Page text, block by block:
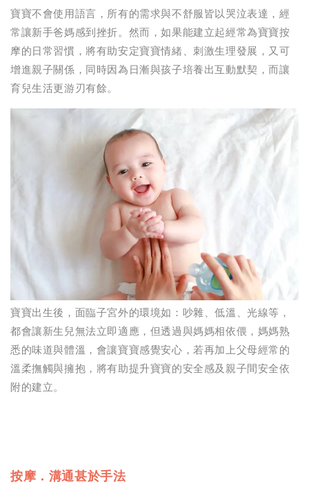
寶寶不會使用語言，所有的需求與不舒服皆以哭泣表達，經
常讓新手爸媽感到挫折。然而，如果能建立起經常為寶寶按
摩的日常習慣，將有助安定寶寶情緒、刺激生理發展，又可
增進親子關係，同時因為日漸與孩子培養出互動默契，而讓
育兒生活更游刃有餘。
寶寶出生後，面臨子宮外的環境如：吵雜、低溫、光線等，
都會讓新生兒無法立即適應，但透過與媽媽相依偎，媽媽熟
悉的味道與體溫，會讓寶寶感覺安心，若再加上父母經常的
溫柔撫觸與擁抱，將有助提升寶寶的安全感及親子間安全依
附的建立。
按摩．溝通甚於手法